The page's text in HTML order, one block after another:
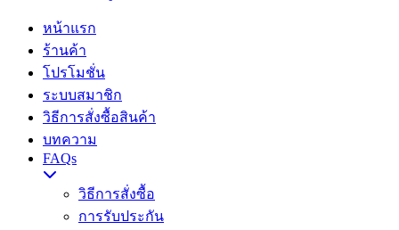
หน้าแรก
ร้านค้า
โปรโมชั่น
ระบบสมาชิก
วิธีการสั่งซื้อสินค้า
บทความ
FAQs
วิธีการสั่งซื้อ
การรับประกัน